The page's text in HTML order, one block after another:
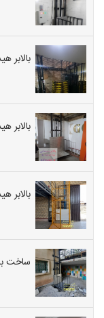
بالابر
بالابر
ساخت